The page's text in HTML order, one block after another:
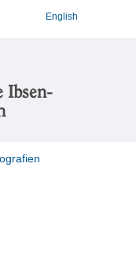
English
Ibsen-